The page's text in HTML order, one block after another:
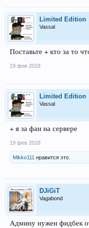
Limited Edition
Vassal
Поставьте + кто за то
19 фев 2018
Limited Edition
Vassal
+ я за фан на сервере
19 фев 2018
Mikko111 нравится это.
DJiGiT
Vagabond
Админу нужен фидбек